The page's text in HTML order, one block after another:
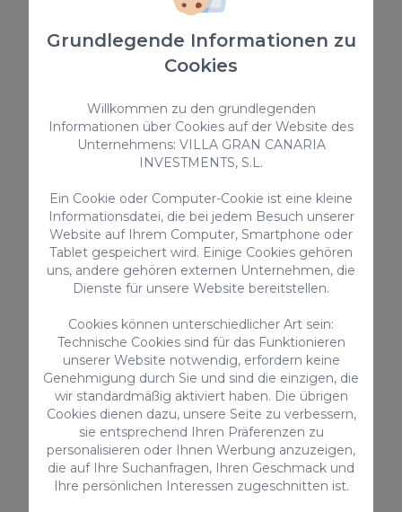
> ALLES ANSEHEN
Zusatzleistungen
Privat Ankunftstransfer 1-4
Gäste
63€ / Reservierung
Privat
Gäste
75€ /
Grundlegende Informationen zu
Cookies
Willkommen zu den grundlegenden
Informationen über Cookies auf der Website des
Unternehmens: VILLA GRAN CANARIA
INVESTMENTS, S.L.
Ein Cookie oder Computer-Cookie ist eine kleine
Informationsdatei, die bei jedem Besuch unserer
Website auf Ihrem Computer, Smartphone oder
Tablet gespeichert wird. Einige Cookies gehören
uns, andere gehören externen Unternehmen, die
Dienste für unsere Website bereitstellen.
Cookies können unterschiedlicher Art sein:
Technische Cookies sind für das Funktionieren
unserer Website notwendig, erfordern keine
Genehmigung durch Sie und sind die einzigen, die
wir standardmäßig aktiviert haben. Die übrigen
Cookies dienen dazu, unsere Seite zu verbessern,
sie entsprechend Ihren Präferenzen zu
personalisieren oder Ihnen Werbung anzuzeigen,
die auf Ihre Suchanfragen, Ihren Geschmack und
Ihre persönlichen Interessen zugeschnitten ist.